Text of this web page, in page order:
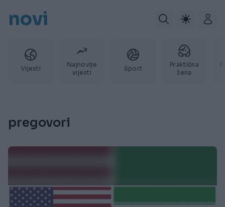
novi
Vijesti
Najnovije
vijesti
Sport
Praktična
žena
pregovori